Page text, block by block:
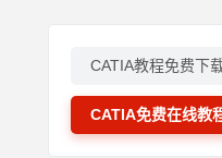
CATIA教程免费下
CATIA免费在线教